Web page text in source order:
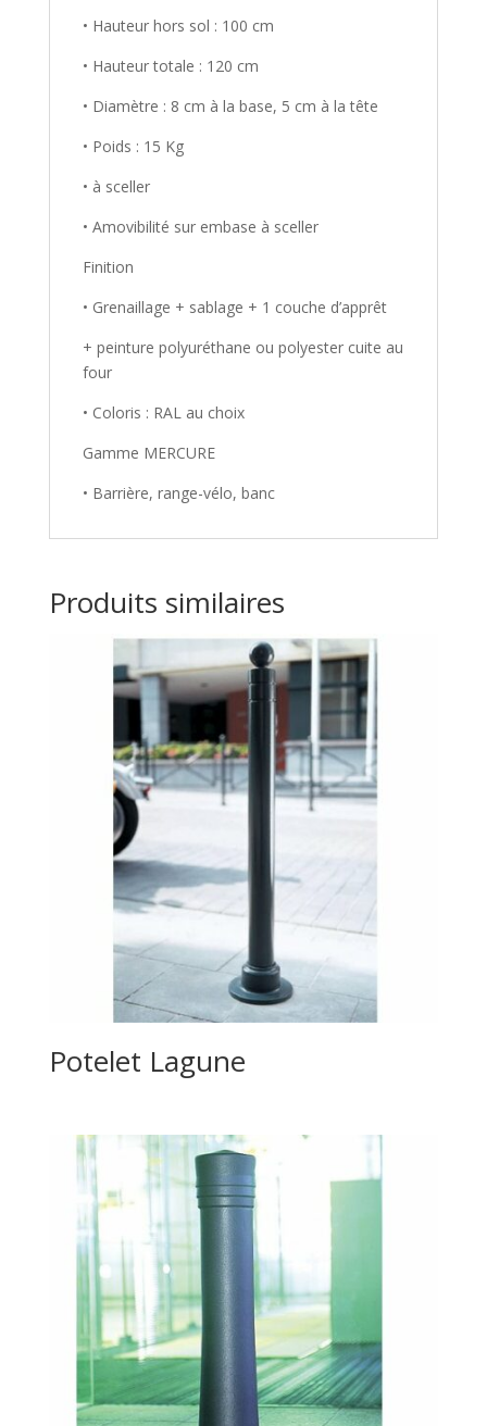
• Hauteur hors sol : 100 cm
• Hauteur totale : 120 cm
• Diamètre : 8 cm à la base, 5 cm à la tête
• Poids : 15 Kg
• à sceller
• Amovibilité sur embase à sceller
Finition
• Grenaillage + sablage + 1 couche d’apprêt
+ peinture polyuréthane ou polyester cuite au
four
• Coloris : RAL au choix
Gamme MERCURE
• Barrière, range-vélo, banc
Produits similaires
Potelet Lagune